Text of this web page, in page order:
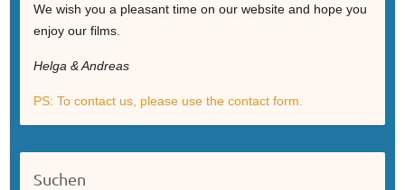
We wish you a pleasant time on our website and hope you
enjoy our films.
Helga & Andreas
PS: To contact us, please use the contact form.
Suchen